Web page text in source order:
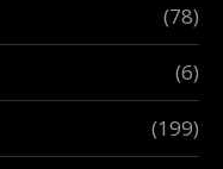
(78)
(6)
(199)